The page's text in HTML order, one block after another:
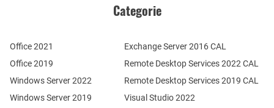
Categorie
Office 2021
Office 2019
Windows Server 2022
Windows Server 2019
Remote Desktop Services 2022 CAL
Remote Desktop Services 2019 CAL
Exchange Server 2016 CAL
Visual Studio 2022